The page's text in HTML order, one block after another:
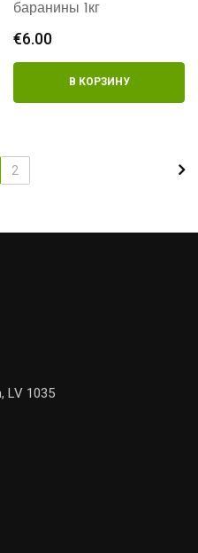
баранины 1кг
€6.00
В КОРЗИНУ
2
LV 1035